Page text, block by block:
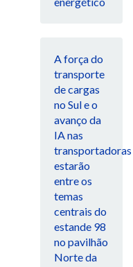
A força do
transporte
de cargas
no Sul e o
avanço da
IA nas
transportadoras
estarão
entre os
temas
centrais do
estande 98
no pavilhão
Norte da